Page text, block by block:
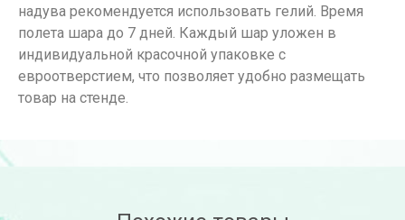
надува рекомендуется использовать гелий. Время
полета шара до 7 дней. Каждый шар уложен в
индивидуальной красочной упаковке с
евроотверстием, что позволяет удобно размещать
товар на стенде.